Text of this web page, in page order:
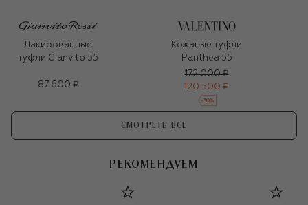
Лакированные
туфли Gianvito 55
87 600 ₽
Кожаные туфли
Panthea 55
172 000 ₽
120 500 ₽
-30%
СМОТРЕТЬ ВСЕ
РЕКОМЕНДУЕМ